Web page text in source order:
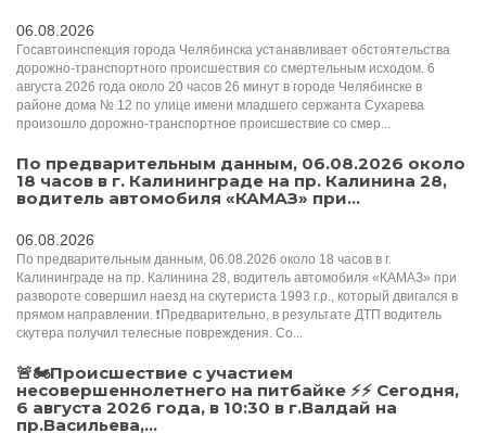
06.08.2026
Госавтоинспекция города Челябинска устанавливает обстоятельства
дорожно-транспортного происшествия со смертельным исходом. 6
августа 2026 года около 20 часов 26 минут в городе Челябинске в
районе дома № 12 по улице имени младшего сержанта Сухарева
произошло дорожно-транспортное происшествие со смер...
По предварительным данным, 06.08.2026 около
18 часов в г. Калининграде на пр. Калинина 28,
водитель автомобиля «КАМАЗ» при...
06.08.2026
По предварительным данным, 06.08.2026 около 18 часов в г.
Калининграде на пр. Калинина 28, водитель автомобиля «КАМАЗ» при
развороте совершил наезд на скутериста 1993 г.р., который двигался в
прямом направлении. ❗️Предварительно, в результате ДТП водитель
скутера получил телесные повреждения. Со...
🚨🏍Происшествие с участием
несовершеннолетнего на питбайке ⚡️⚡️️ Сегодня,
6 августа 2026 года, в 10:30 в г.Валдай на
пр.Васильева,...